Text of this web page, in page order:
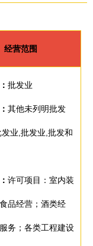
经营范围
批发业
其他未列明批发
业,批发业,批发和
许可项目：室内装
品经营；酒类经
务；各类工程建设